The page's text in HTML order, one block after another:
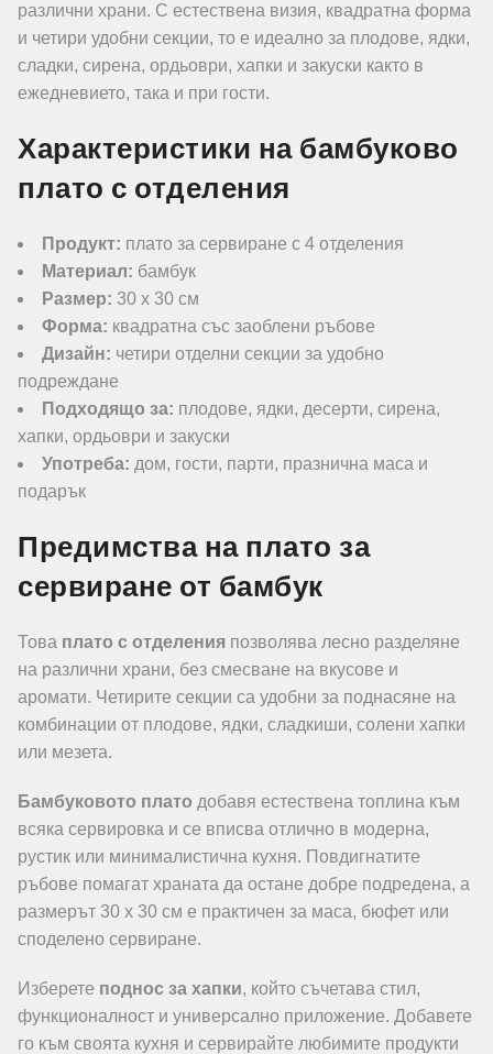
различни храни. С естествена визия, квадратна форма
и четири удобни секции, то е идеално за плодове, ядки,
сладки, сирена, ордьоври, хапки и закуски както в
ежедневието, така и при гости.
Характеристики на бамбуково
плато с отделения
Продукт: плато за сервиране с 4 отделения
Материал: бамбук
Размер: 30 x 30 см
Форма: квадратна със заоблени ръбове
Дизайн: четири отделни секции за удобно
подреждане
Подходящо за: плодове, ядки, десерти, сирена,
хапки, ордьоври и закуски
Употреба: дом, гости, парти, празнична маса и
подарък
Предимства на плато за
сервиране от бамбук
Това плато с отделения позволява лесно разделяне
на различни храни, без смесване на вкусове и
аромати. Четирите секции са удобни за поднасяне на
комбинации от плодове, ядки, сладкиши, солени хапки
или мезета.
Бамбуковото плато добавя естествена топлина към
всяка сервировка и се вписва отлично в модерна,
рустик или минималистична кухня. Повдигнатите
ръбове помагат храната да остане добре подредена, а
размерът 30 x 30 см е практичен за маса, бюфет или
споделено сервиране.
Изберете поднос за хапки, който съчетава стил,
функционалност и универсално приложение. Добавете
го към своята кухня и сервирайте любимите продукти